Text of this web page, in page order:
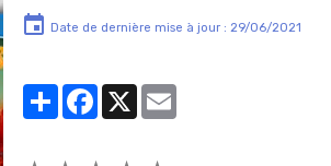
Date de dernière mise à jour : 29/06/2021
PartagerFacebook
X